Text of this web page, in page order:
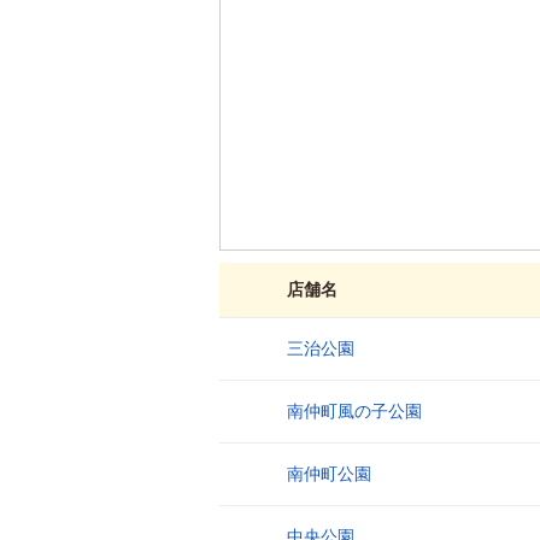
店舗名
三治公園
南仲町風の子公園
南仲町公園